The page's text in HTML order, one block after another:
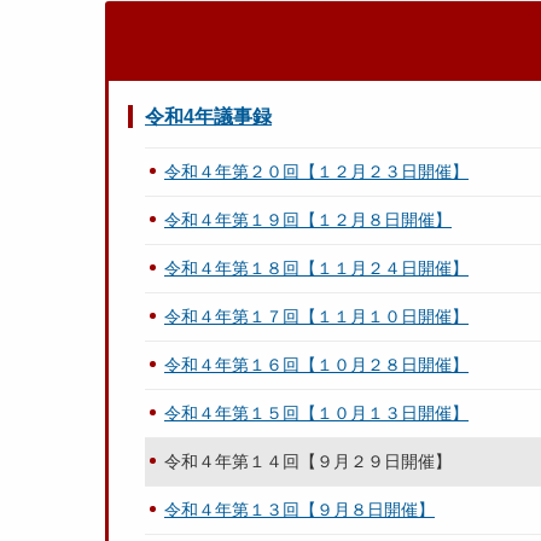
令和4年議事録
令和４年第２０回【１２月２３日開催】
令和４年第１９回【１２月８日開催】
令和４年第１８回【１１月２４日開催】
令和４年第１７回【１１月１０日開催】
令和４年第１６回【１０月２８日開催】
令和４年第１５回【１０月１３日開催】
令和４年第１４回【９月２９日開催】
令和４年第１３回【９月８日開催】